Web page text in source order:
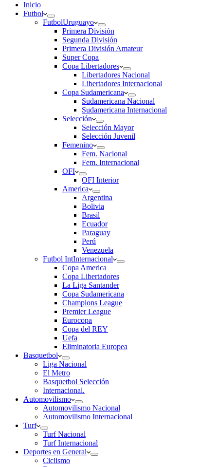
Inicio
Futbol
FutbolUruguayo
Primera División
Segunda División
Primera División Amateur
Super Copa
Copa Libertadores
Libertadores Nacional
Libertadores Internacional
Copa Sudamericana
Sudamericana Nacional
Sudamericana Internacional
Selección
Selección Mayor
Selección Juvenil
Femenino
Fem. Nacional
Fem. Internacional
OFI
OFI Interior
America
Argentina
Bolivia
Brasil
Ecuador
Paraguay
Perú
Venezuela
Futbol IntInternacional
Copa America
Copa Libertadores
La Liga Santander
Copa Sudamericana
Champions League
Premier League
Eurocopa
Copa del REY
Uefa
Eliminatoria Europea
Basquetbol
Liga Nacional
El Metro
Basquetbol Selección
Internacional.
Automovilismo
Automovilismo Nacional
Automovilismo Internacional
Turf
Turf Nacional
Turf Internacional
Deportes en General
Ciclismo